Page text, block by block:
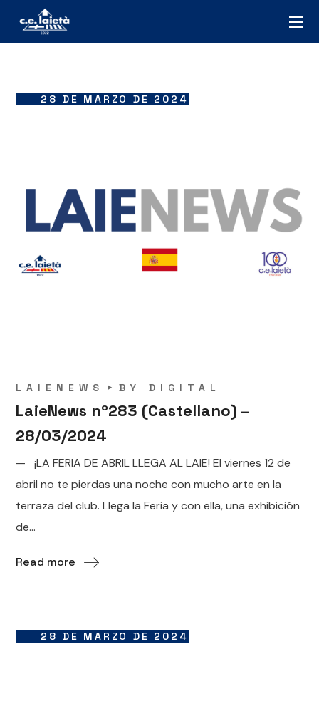
28 DE MARZO DE 2024
LAIENEWS BYDIGITAL
LaieNews nº283 (Castellano) –
28/03/2024
— ¡LA FERIA DE ABRIL LLEGA AL LAIE! El viernes 12 de
abril no te pierdas una noche con mucho arte en la
terraza del club. Llega la Feria y con ella, una exhibición
de...
Read more
28 DE MARZO DE 2024